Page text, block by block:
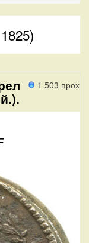
1 503 проход